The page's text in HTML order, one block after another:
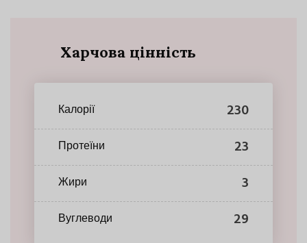
Харчова цінність
Калорії 230
Протеїни 23
Жири 3
Вуглеводи 29